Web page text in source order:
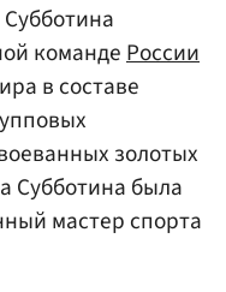
командеРоссии
в составе
золотых
Субботина была
мастер спорта